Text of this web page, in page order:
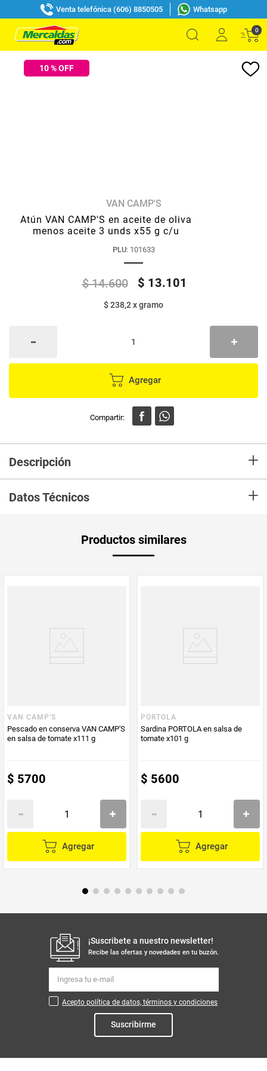
Venta telefónica (606) 8850505 Whatsapp
0
10% OFF
VAN CAMP'S
Atún VAN CAMP'S en aceite de oliva
menos aceite 3 unds x55 g c/u
PLU: 101633
$ 14.600 $ 13.101
$ 238,2xgramo
Agregar
Descripción +
con el nuevo Van Camp's y prepara platos deliciosos para compartir.
Datos Técnicos +
Producto (kg)
Productos similares
VAN CAMP'S
Pescado en conserva VAN CAMP'S
en salsa de tomate x111 g
$ 5700
Agregar
PORTOLA
Sardina PORTOLA en salsa de
tomate x101 g
$ 5600
Agregar
¡Suscribete a nuestro newsletter!
Recibe las ofertas y novedades en tu buzón.
Acepto política de datos, términos y condiciones
Suscribirme